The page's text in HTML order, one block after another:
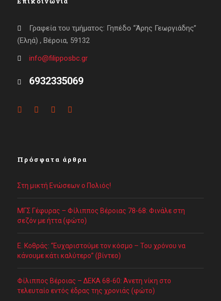
Γραφεία του τμήματος: Γηπέδο “Άρης Γεωργιάδης”
(Εληά) , Βέροια, 59132
info@filipposbc.gr
6932335069
Πρόσφατα άρθρα
Στη μικτή Ενώσεων ο Πολιός!
ΜΓΣ Γέφυρας – Φίλιππος Βέροιας 78-68: Φινάλε στη
σεζόν με ήττα (φώτο)
Ε. Κοθράς: “Ευχαριστούμε τον κόσμο – Του χρόνου να
κάνουμε κάτι καλύτερο” (βίντεο)
Φίλιππος Βέροιας – ΔΕΚΑ 68-60: Άνετη νίκη στο
τελευταίο εντός έδρας της χρονιάς (φώτο)